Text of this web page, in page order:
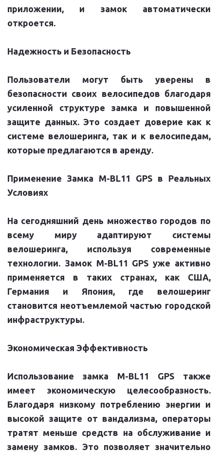
приложении, и замок автоматически
откроется.
Надежность и Безопасность
Пользователи могут быть уверены в
безопасности своих велосипедов благодаря
усиленной структуре замка и повышенной
защите данных. Это создает доверие как к
системе велошеринга, так и к велосипедам,
которые предлагаются в аренду.
Применение Замка M-BL11 GPS в Реальных
Условиях
На сегодняшний день множество городов по
всему миру адаптируют системы
велошеринга, используя современные
технологии. Замок M-BL11 GPS уже активно
применяется в таких странах, как США,
Германия и Япония, где велошеринг
становится неотъемлемой частью городской
инфраструктуры.
Экономическая Эффективность
Использование замка M-BL11 GPS также
имеет экономическую целесообразность.
Благодаря низкому потреблению энергии и
высокой защите от вандализма, операторы
тратят меньше средств на обслуживание и
замену замков. Это позволяет значительно